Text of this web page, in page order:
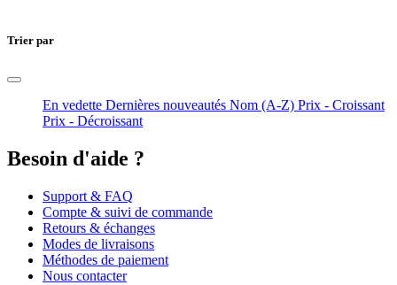
Trier par
En vedette Dernières nouveautés Nom (A-Z) Prix - Croissant
Prix - Décroissant
Besoin d'aide ?
Support & FAQ
Compte & suivi de commande
Retours & échanges
Modes de livraisons
Méthodes de paiement
Nous contacter